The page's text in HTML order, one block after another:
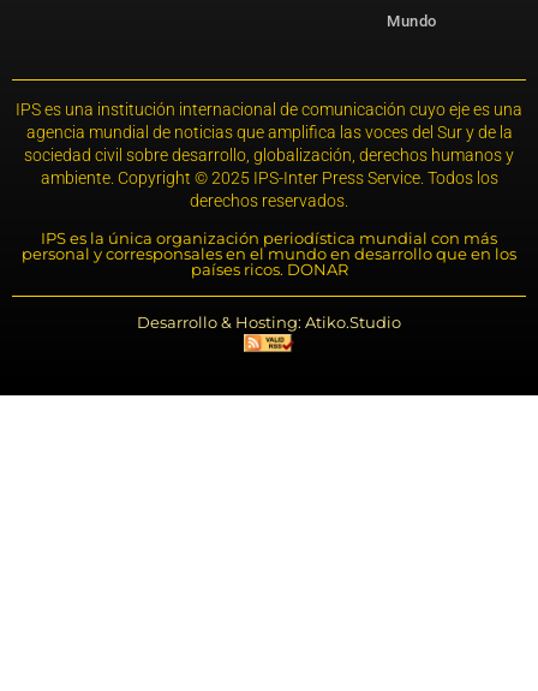
Mundo
IPS es una institución internacional de comunicación cuyo eje es una
agencia mundial de noticias que amplifica las voces del Sur y de la
sociedad civil sobre desarrollo, globalización, derechos humanos y
ambiente. Copyright © 2025 IPS-Inter Press Service. Todos los
derechos reservados.
IPS es la única organización periodística mundial con más
personal y corresponsales en el mundo en desarrollo que en los
países ricos. DONAR
Desarrollo & Hosting: Atiko.Studio